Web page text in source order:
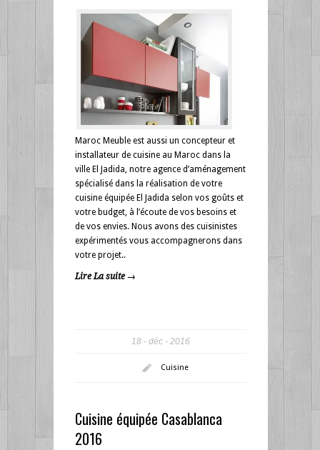
Maroc Meuble est aussi un concepteur et
installateur de cuisine au Maroc dans la
ville El Jadida, notre agence d’aménagement
spécialisé dans la réalisation de votre
cuisine équipée El Jadida selon vos goûts et
votre budget, à l’écoute de vos besoins et
de vos envies. Nous avons des cuisinistes
expérimentés vous accompagnerons dans
votre projet..
Lire La suite →
18 déc 2016
Cuisine
Cuisine équipée Casablanca
2016